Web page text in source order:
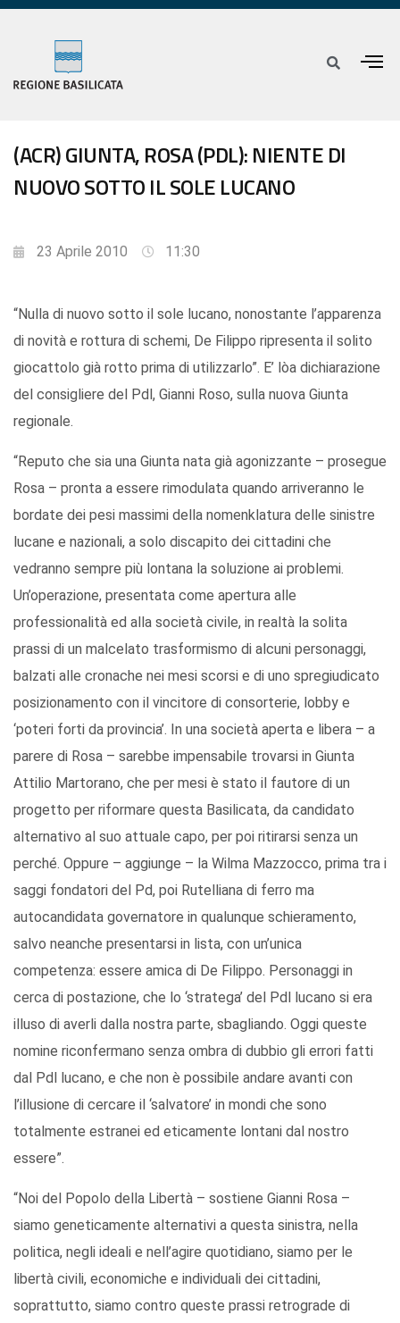
(ACR) GIUNTA, ROSA (PDL): NIENTE DI
NUOVO SOTTO IL SOLE LUCANO
23 Aprile 2010 11:30
“Nulla di nuovo sotto il sole lucano, nonostante l’apparenza
di novità e rottura di schemi, De Filippo ripresenta il solito
giocattolo già rotto prima di utilizzarlo”. E’ lòa dichiarazione
del consigliere del Pdl, Gianni Roso, sulla nuova Giunta
regionale.
“Reputo che sia una Giunta nata già agonizzante – prosegue
Rosa – pronta a essere rimodulata quando arriveranno le
bordate dei pesi massimi della nomenklatura delle sinistre
lucane e nazionali, a solo discapito dei cittadini che
vedranno sempre più lontana la soluzione ai problemi.
Un’operazione, presentata come apertura alle
professionalità ed alla società civile, in realtà la solita
prassi di un malcelato trasformismo di alcuni personaggi,
balzati alle cronache nei mesi scorsi e di uno spregiudicato
posizionamento con il vincitore di consorterie, lobby e
‘poteri forti da provincia’. In una società aperta e libera – a
parere di Rosa – sarebbe impensabile trovarsi in Giunta
Attilio Martorano, che per mesi è stato il fautore di un
progetto per riformare questa Basilicata, da candidato
alternativo al suo attuale capo, per poi ritirarsi senza un
perché. Oppure – aggiunge – la Wilma Mazzocco, prima tra i
saggi fondatori del Pd, poi Rutelliana di ferro ma
autocandidata governatore in qualunque schieramento,
salvo neanche presentarsi in lista, con un’unica
competenza: essere amica di De Filippo. Personaggi in
cerca di postazione, che lo ‘stratega’ del Pdl lucano si era
illuso di averli dalla nostra parte, sbagliando. Oggi queste
nomine riconfermano senza ombra di dubbio gli errori fatti
dal Pdl lucano, e che non è possibile andare avanti con
l’illusione di cercare il ‘salvatore’ in mondi che sono
totalmente estranei ed eticamente lontani dal nostro
essere”.
“Noi del Popolo della Libertà – sostiene Gianni Rosa –
siamo geneticamente alternativi a questa sinistra, nella
politica, negli ideali e nell’agire quotidiano, siamo per le
libertà civili, economiche e individuali dei cittadini,
soprattutto, siamo contro queste prassi retrograde di